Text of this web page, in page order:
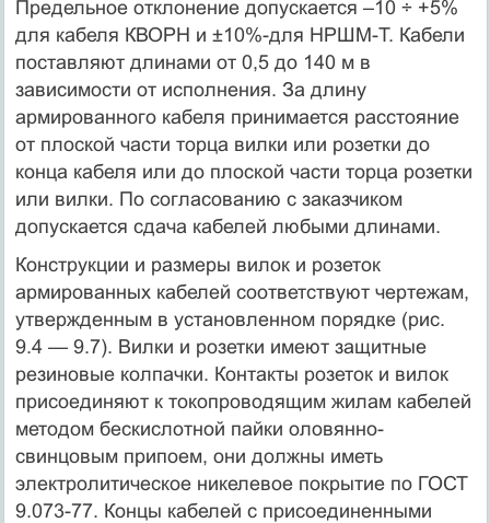
Предельное отклонение допускается –10 ÷ +5%
для кабеля КВОРН и ±10%-для НРШМ-Т. Кабели
поставляют длинами от 0,5 до 140 м в
зависимости от исполнения. За длину
армированного кабеля принимается расстояние
от плоской части торца вилки или розетки до
конца кабеля или до плоской части торца розетки
или вилки. По согласованию с заказчиком
допускается сдача кабелей любыми длинами.
Конструкции и размеры вилок и розеток
армированных кабелей соответствуют чертежам,
утвержденным в установленном порядке (рис.
9.4 — 9.7). Вилки и розетки имеют защитные
резиновые колпачки. Контакты розеток и вилок
присоединяют к токопроводящим жилам кабелей
методом бескислотной пайки оловянно-
свинцовым припоем, они должны иметь
электролитическое никелевое покрытие по ГОСТ
9.073-77. Концы кабелей с присоединенными